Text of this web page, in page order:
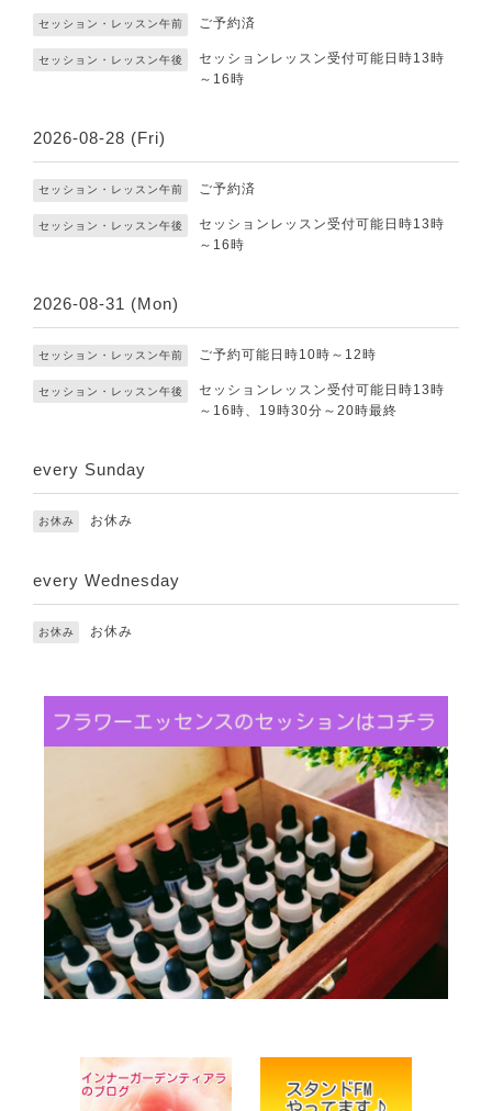
セッション・レッスン午前 ご予約済
セッション・レッスン午後
セッションレッスン受付可能日時13時
～16時
2026-08-28 (Fri)
セッション・レッスン午前 ご予約済
セッション・レッスン午後
セッションレッスン受付可能日時13時
～16時
2026-08-31 (Mon)
セッション・レッスン午前 ご予約可能日時10時～12時
セッション・レッスン午後
セッションレッスン受付可能日時13時
～16時、19時30分～20時最終
every Sunday
お休み お休み
every Wednesday
お休み お休み